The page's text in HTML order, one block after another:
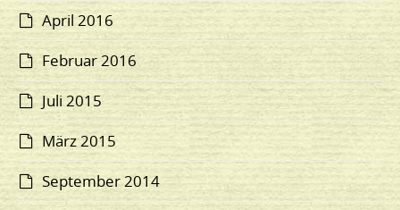
April 2016
Februar 2016
Juli 2015
März 2015
September 2014